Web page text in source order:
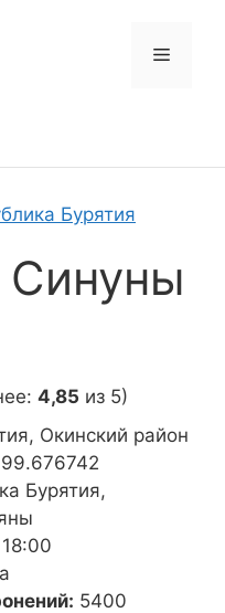
Меню
Бурятия
4,85 из 5)
Окинский район
Бурятия,
5400